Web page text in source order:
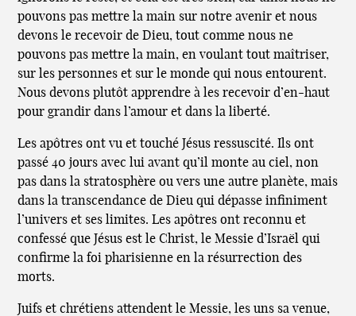
pouvons pas mettre la main sur notre avenir et nous
devons le recevoir de Dieu, tout comme nous ne
pouvons pas mettre la main, en voulant tout maîtriser,
sur les personnes et sur le monde qui nous entourent.
Nous devons plutôt apprendre à les recevoir d’en-haut
pour grandir dans l’amour et dans la liberté.
Les apôtres ont vu et touché Jésus ressuscité. Ils ont
passé 40 jours avec lui avant qu’il monte au ciel, non
pas dans la stratosphère ou vers une autre planète, mais
dans la transcendance de Dieu qui dépasse infiniment
l’univers et ses limites. Les apôtres ont reconnu et
confessé que Jésus est le Christ, le Messie d’Israël qui
confirme la foi pharisienne en la résurrection des
morts.
Juifs et chrétiens attendent le Messie, les uns sa venue,